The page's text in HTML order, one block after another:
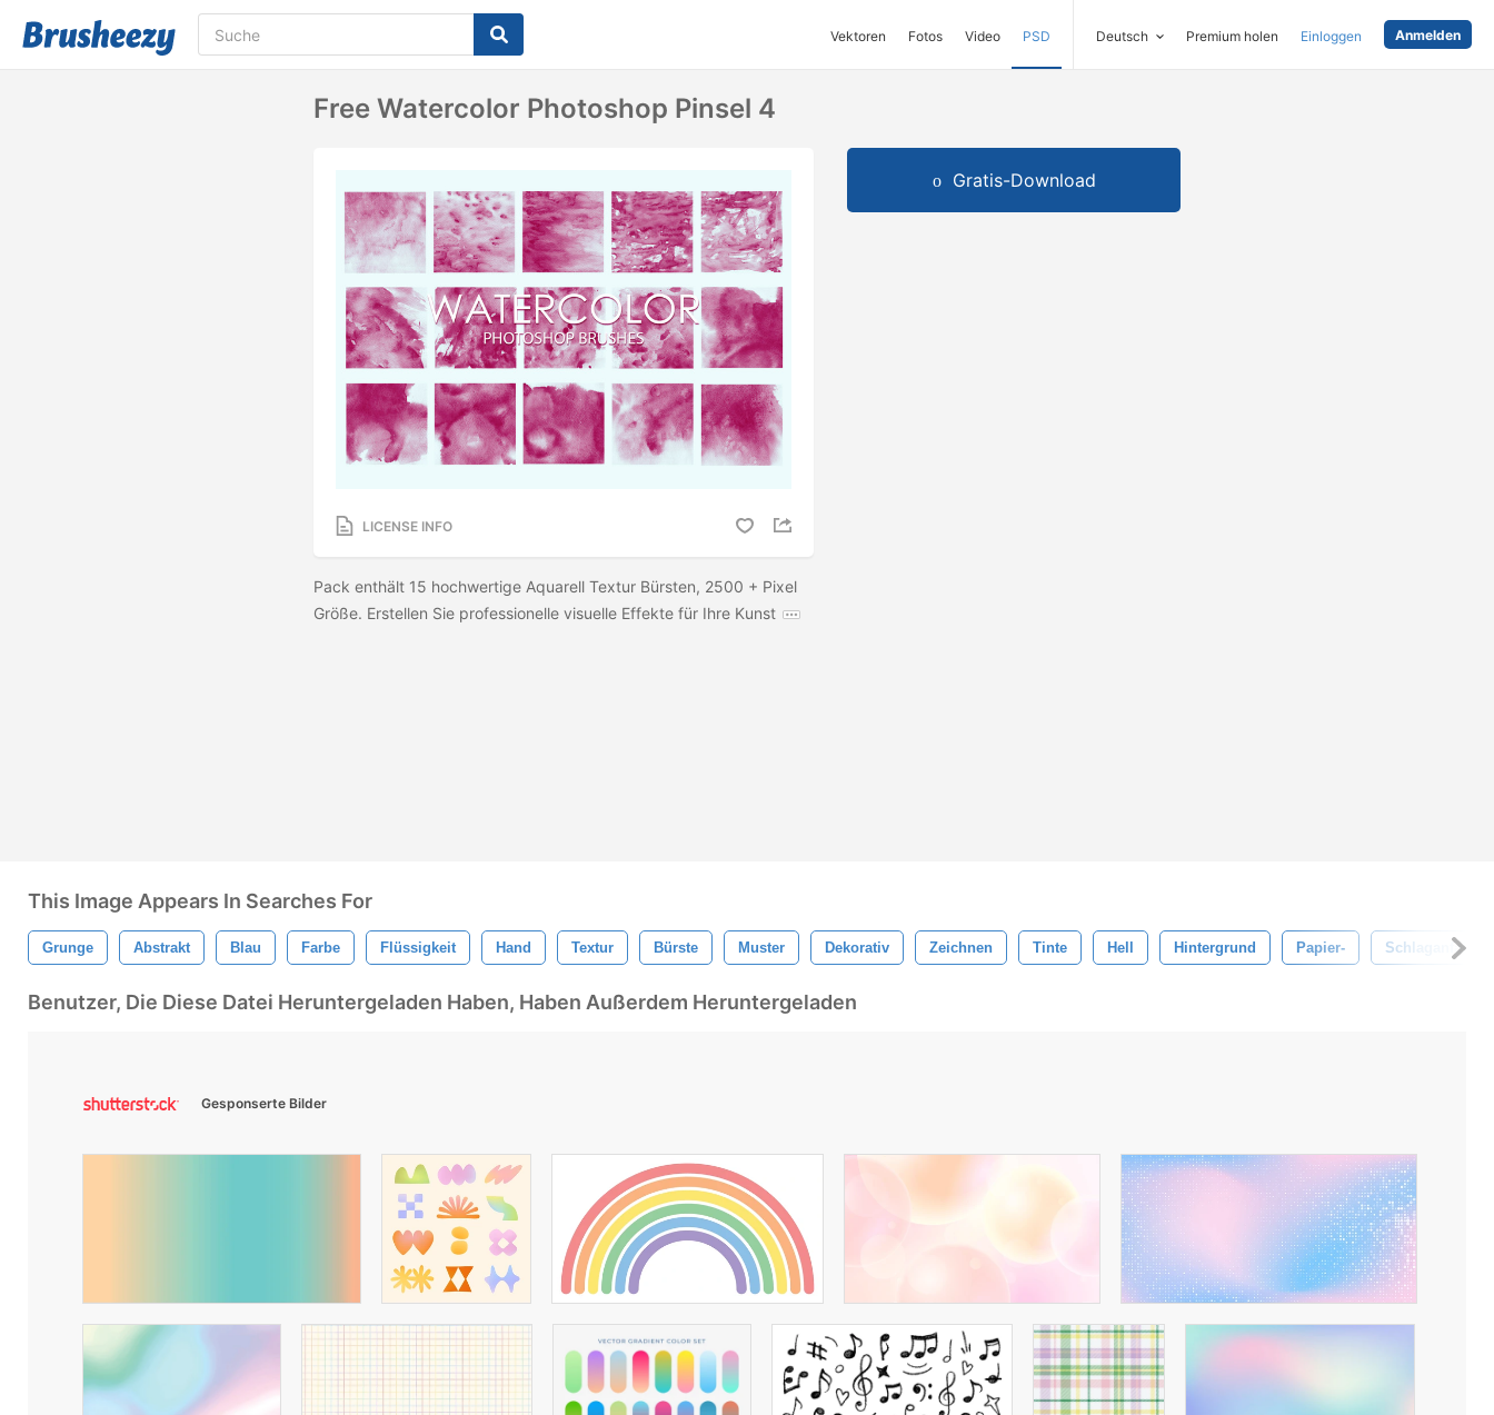
Vektoren Fotos Video PSD Deutsch Premium holen Einloggen Anmelden
Free Watercolor Photoshop Pinsel 4
LICENSE INFO
Pack enthält 15 hochwertige Aquarell Textur Bürsten, 2500 + Pixel
Größe. Erstellen Sie professionelle visuelle Effekte für Ihre Kunst
Gratis-Download
This Image Appears In Searches For
Grunge Abstrakt Blau Farbe Flüssigkeit Hand Textur Bürste Muster Dekorativ Zeichnen Tinte Hell Hintergrund Papier- Schlaganfall
Benutzer, Die Diese Datei Heruntergeladen Haben, Haben Außerdem Heruntergeladen
Gesponserte Bilder